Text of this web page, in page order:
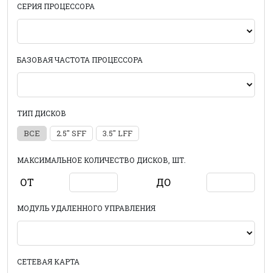
СЕРИЯ ПРОЦЕССОРА
БАЗОВАЯ ЧАСТОТА ПРОЦЕССОРА
ТИП ДИСКОВ
ВСЕ 2.5" SFF 3.5" LFF
МАКСИМАЛЬНОЕ КОЛИЧЕСТВО ДИСКОВ, ШТ.
ОТ ДО
МОДУЛЬ УДАЛЕННОГО УПРАВЛЕНИЯ
СЕТЕВАЯ КАРТА